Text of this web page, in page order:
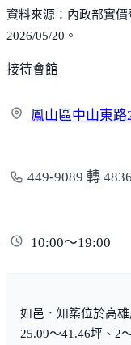
資料來源：內政部實價
2026/05/20。
接待會館
鳳山區中山東路
449-9089 轉
10:00～19:00
如邑．知築位於高
25.09～41.46坪、2